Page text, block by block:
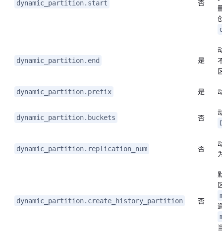
dynamic_partition.start 否
dynamic_partition.end 是
dynamic_partition.prefix 是
dynamic_partition.buckets 否
dynamic_partition.replication_num 否
dynamic_partition.create_history_partition 否